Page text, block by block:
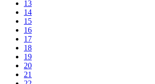
13
14
15
16
17
18
19
20
21